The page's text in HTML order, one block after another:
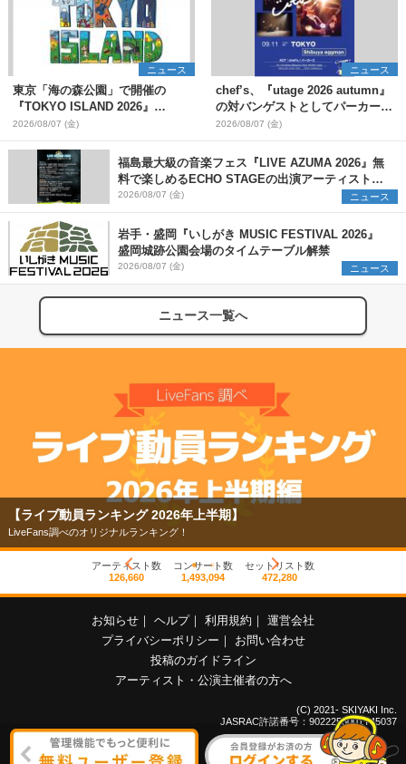
ニュース
東京「海の森公園」で開催の
『TOKYO ISLAND 2026』
BIGMAMA、flumpoolら第3弾出
演者7組を発表 ワークショッ
プ・アート出展者を募集
2026/08/07 (金)
ニュース
chef’s、『utage 2026 autumn』
の対バンゲストとしてパーカーズ
を発表
2026/08/07 (金)
福島最大級の音楽フェス『LIVE AZUMA 2026』無
料で楽しめるECHO STAGEの出演アーティストを
発表
2026/08/07 (金) ニュース
岩手・盛岡『いしがき MUSIC FESTIVAL 2026』
盛岡城跡公園会場のタイムテーブル解禁
2026/08/07 (金) ニュース
ニュース一覧へ
【ライブ動員ランキング 2026年上半期】
LiveFans調べのオリジナルランキング！
アーティスト数
126,660
コンサート数
1,493,094
セットリスト数
472,280
お知らせ ｜ ヘルプ｜ 利用規約 ｜ 運営会社
プライバシーポリシー ｜
お問い合わせ
投稿のガイドライン
アーティスト・公演主催者の方へ
(C) 2021- SKIYAKI Inc.
JASRAC許諾番号：9022255001Y45037